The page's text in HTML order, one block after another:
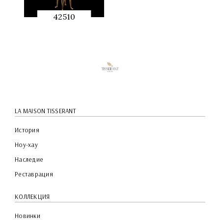
42510
LA MAISON TISSERANT
История
Ноу-хау
Наследие
Реставрация
КОЛЛЕКЦИЯ
Новинки